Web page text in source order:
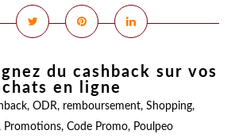
du cashback sur vos
en ligne
, ODR, remboursement, Shopping,
Promotions, Code Promo, Poulpeo